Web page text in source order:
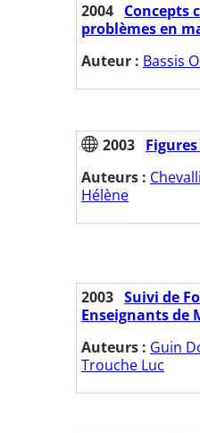
2004 Concepts
problèmes en
Auteur : Bassis
2003
Auteurs :
Hélène
2003 Suivi de
Enseignants de
Auteurs : Guin
Trouche Luc